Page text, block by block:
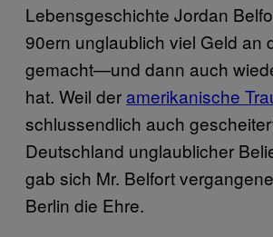
Lebensgeschichte Jordan
90ern unglaublich viel Geld an
gemacht—und dann auch
hat. Weil der amerikanische
schlussendlich auch
Deutschland unglaublicher
gab sich Mr. Belfort
Berlin die Ehre.